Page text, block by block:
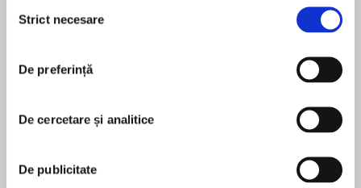
consimțământului
Strict necesare
De preferință
De cercetare și analitice
De publicitate
Hour.
civil war, emancipation, slavery and migration,
overview of this vast and fascinating subject.
the long and varied history of African
În acest moment nu există recenzii
pentru această carte
Rupert Colley